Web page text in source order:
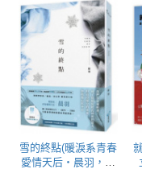
雪的終點(暖淚系青春
愛情天后‧晨羽，全